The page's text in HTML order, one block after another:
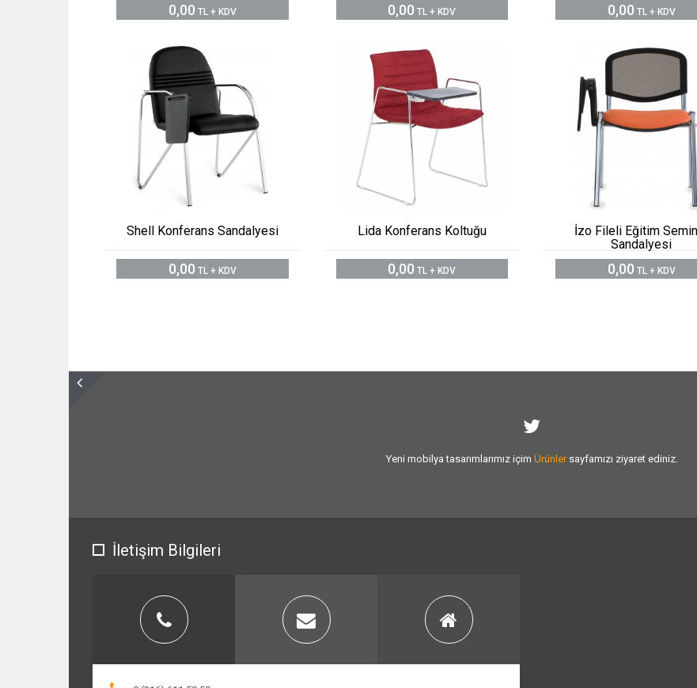
0,00 TL + KDV 0,00 TL + KDV 0,00 TL + KDV
Shell Konferans Sandalyesi
0,00 TL + KDV
Lida Konferans Koltuğu
0,00 TL + KDV
İzo Fileli Eğitim
Sandalyesi
0,00 TL + KDV
Yeni mobilya tasarımlarımız içim Ürünlersayfamızı ziyaret ediniz.
İletişim Bilgileri